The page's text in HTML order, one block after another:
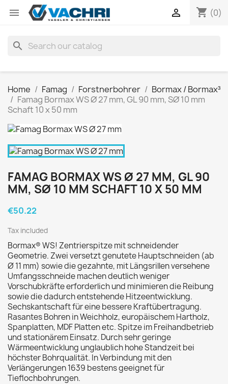
 shopping_cart (0)

search
Home Famag Forstnerbohrer
Bormax / Bormax³
Famag Bormax WS Ø 27 mm, GL 90 mm, SØ 10 mm
Schaft 10 x 50 mm
FAMAG BORMAX WS Ø 27 MM, GL 90
MM, SØ 10 MM SCHAFT 10 X 50 MM
€50.22
Tax included
Bormax® WS! Zentrierspitze mit schneidender
Geometrie. Zwei versetzt genutete Hauptschneiden (ab
Ø 11 mm) sowie die gezahnte, mit Längsrillen versehene
Umfangsschneide machen deutlich weniger
Vorschubkräfte erforderlich und minimieren die Reibung
sowie die dadurch entstehende Hitzeentwicklung.
Sechskantschaft für eine bessere Kraftübertragung.
Rasantes Bohren in Weichholz, europäischem Hartholz,
Spanplatten, MDF Platten etc. Spitze im Freihandbetrieb
und stationärem Einsatz. Durch sehr geringe
Wärmeentwicklung unglaublich hohe Standzeit bei
höchster Bohrqualität. In Verbindung mit den
Verlängerungen 1639 bestens geeignet für
Tieflochbohrungen.